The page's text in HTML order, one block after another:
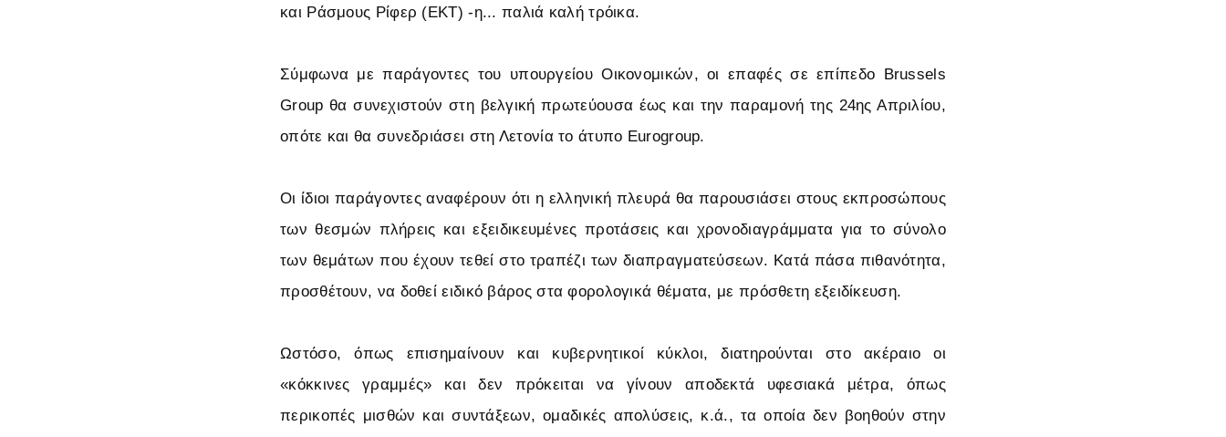
και Ράσμους Ρίφερ (ΕΚΤ) -η... παλιά καλή τρόικα.
Σύμφωνα με παράγοντες του υπουργείου Οικονομικών, οι επαφές σε επίπεδο Brussels
Group θα συνεχιστούν στη βελγική πρωτεύουσα έως και την παραμονή της 24ης Απριλίου,
οπότε και θα συνεδριάσει στη Λετονία το άτυπο Eurogroup.
Οι ίδιοι παράγοντες αναφέρουν ότι η ελληνική πλευρά θα παρουσιάσει στους εκπροσώπους
των θεσμών πλήρεις και εξειδικευμένες προτάσεις και χρονοδιαγράμματα για το σύνολο
των θεμάτων που έχουν τεθεί στο τραπέζι των διαπραγματεύσεων. Κατά πάσα πιθανότητα,
προσθέτουν, να δοθεί ειδικό βάρος στα φορολογικά θέματα, με πρόσθετη εξειδίκευση.
Ωστόσο, όπως επισημαίνουν και κυβερνητικοί κύκλοι, διατηρούνται στο ακέραιο οι
«κόκκινες γραμμές» και δεν πρόκειται να γίνουν αποδεκτά υφεσιακά μέτρα, όπως
περικοπές μισθών και συντάξεων, ομαδικές απολύσεις, κ.ά., τα οποία δεν βοηθούν στην